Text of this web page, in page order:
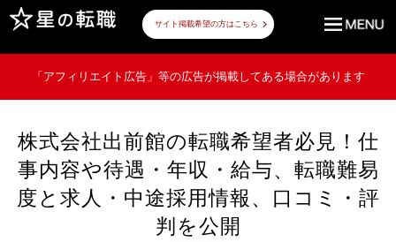
サイト掲載希望の方はこちら
「アフィリエイト広告」等の広告が掲載してある場合があります
株式会社出前館の転職希望者必見！仕
事内容や待遇・年収・給与、転職難易
度と求人・中途採用情報、口コミ・評
判を公開